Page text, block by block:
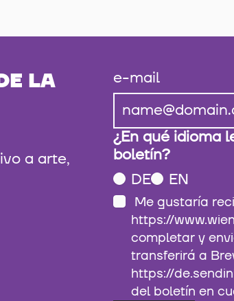
LA
a arte,
e-mail
¿En qué idioma
boletín?
DE
EN
https://
completar y
transferirá a
https://
del boletín en